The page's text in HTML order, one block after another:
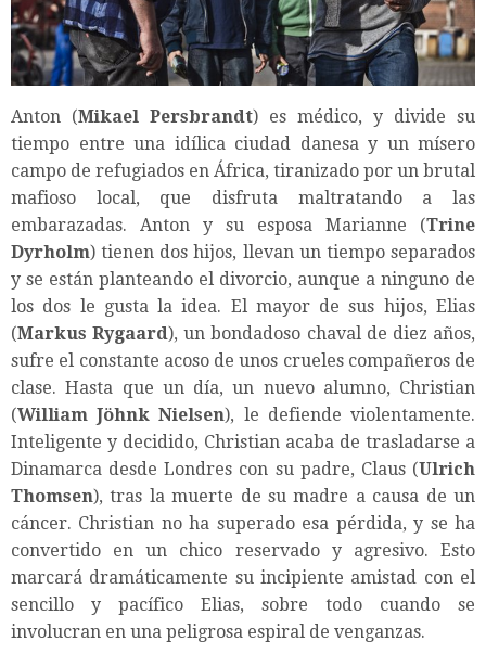
Anton (Mikael Persbrandt) es médico, y divide su
tiempo entre una idílica ciudad danesa y un mísero
campo de refugiados en África, tiranizado por un brutal
mafioso local, que disfruta maltratando a las
embarazadas. Anton y su esposa Marianne (Trine
Dyrholm) tienen dos hijos, llevan un tiempo separados
y se están planteando el divorcio, aunque a ninguno de
los dos le gusta la idea. El mayor de sus hijos, Elias
(Markus Rygaard), un bondadoso chaval de diez años,
sufre el constante acoso de unos crueles compañeros de
clase. Hasta que un día, un nuevo alumno, Christian
(William Jöhnk Nielsen), le defiende violentamente.
Inteligente y decidido, Christian acaba de trasladarse a
Dinamarca desde Londres con su padre, Claus (Ulrich
Thomsen), tras la muerte de su madre a causa de un
cáncer. Christian no ha superado esa pérdida, y se ha
convertido en un chico reservado y agresivo. Esto
marcará dramáticamente su incipiente amistad con el
sencillo y pacífico Elias, sobre todo cuando se
involucran en una peligrosa espiral de venganzas.